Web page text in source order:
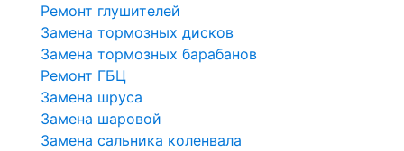
Ремонт глушителей
Замена тормозных дисков
Замена тормозных барабанов
Ремонт ГБЦ
Замена шруса
Замена шаровой
Замена сальника коленвала